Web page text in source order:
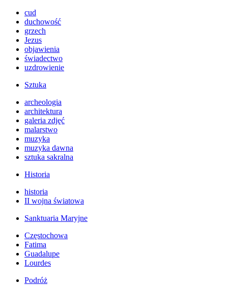
cud
duchowość
grzech
Jezus
objawienia
świadectwo
uzdrowienie
Sztuka
archeologia
architektura
galeria zdjęć
malarstwo
muzyka
muzyka dawna
sztuka sakralna
Historia
historia
II wojna światowa
Sanktuaria Maryjne
Częstochowa
Fatima
Guadalupe
Lourdes
Podróż